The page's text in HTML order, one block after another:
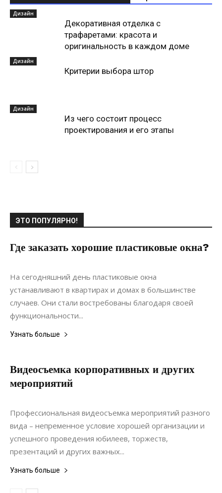
Дизайн
Декоративная отделка с
трафаретами: красота и
оригинальность в каждом доме
Дизайн
Критерии выбора штор
Дизайн
Из чего состоит процесс
проектирования и его этапы
ЭТО ПОПУЛЯРНО!
Где заказать хорошие пластиковые окна?
03.07.2020 0
На сегодняшний день пластиковые окна
устанавливают в квартирах и домах в большинстве
случаев. Они стали востребованы благодаря своей
функциональности...
Узнать больше
Видеосъемка корпоративных и других
мероприятий
01.05.2019
Профессиональная видеосъемка мероприятий разного
вида – непременное условие хорошей организации и
успешного проведения юбилеев, торжеств,
презентаций и других важных...
Узнать больше